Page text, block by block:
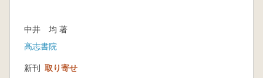
中井 均 著
高志書院
新刊 取り寄せ